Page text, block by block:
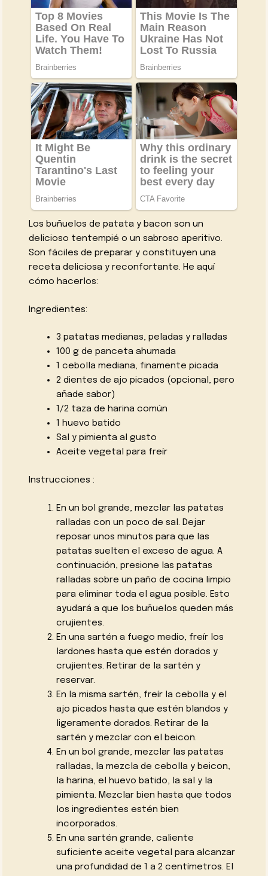
Los buñuelos de patata y bacon son un
delicioso tentempié o un sabroso aperitivo.
Son fáciles de preparar y constituyen una
receta deliciosa y reconfortante. He aquí
cómo hacerlos:
Ingredientes:
3 patatas medianas, peladas y ralladas
100 g de panceta ahumada
1 cebolla mediana, finamente picada
2 dientes de ajo picados (opcional, pero
añade sabor)
1/2 taza de harina común
1 huevo batido
Sal y pimienta al gusto
Aceite vegetal para freír
Instrucciones :
En un bol grande, mezclar las patatas
ralladas con un poco de sal. Dejar
reposar unos minutos para que las
patatas suelten el exceso de agua. A
continuación, presione las patatas
ralladas sobre un paño de cocina limpio
para eliminar toda el agua posible. Esto
ayudará a que los buñuelos queden más
crujientes.
En una sartén a fuego medio, freír los
lardones hasta que estén dorados y
crujientes. Retirar de la sartén y
reservar.
En la misma sartén, freír la cebolla y el
ajo picados hasta que estén blandos y
ligeramente dorados. Retirar de la
sartén y mezclar con el beicon.
En un bol grande, mezclar las patatas
ralladas, la mezcla de cebolla y beicon,
la harina, el huevo batido, la sal y la
pimienta. Mezclar bien hasta que todos
los ingredientes estén bien
incorporados.
En una sartén grande, caliente
suficiente aceite vegetal para alcanzar
una profundidad de 1 a 2 centímetros. El